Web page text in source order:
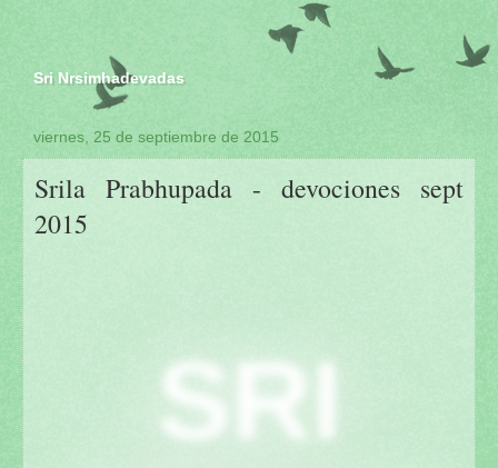
Sri Nrsimhadevadas
viernes, 25 de septiembre de 2015
Srila Prabhupada - devociones sept
2015
SRI